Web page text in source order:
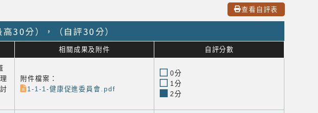
查看自評表
30分），（自評30分）
相關成果及附件 自評分數
附件檔案：
1-1-1-健康促進委員會.pdf
0分
1分
2分